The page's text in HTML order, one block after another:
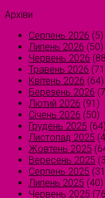
Архіви
Серпень 2026 (5)
Липень 2026 (50)
Червень 2026
Травень 2026
Квітень 2026 (64)
Березень 2026
Лютий 2026 (91)
Січень 2026 (50)
Грудень 2025 (64)
Листопад 2025
Жовтень 2025
Вересень 2025
Серпень 2025
Липень 2025 (40)
Червень 2025